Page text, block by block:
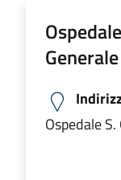
Generale
Ospedale